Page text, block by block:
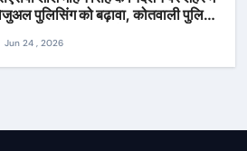
पुलिसिंग को बढ़ावा, कोतवाली पुलिस
Jun 24 , 2026